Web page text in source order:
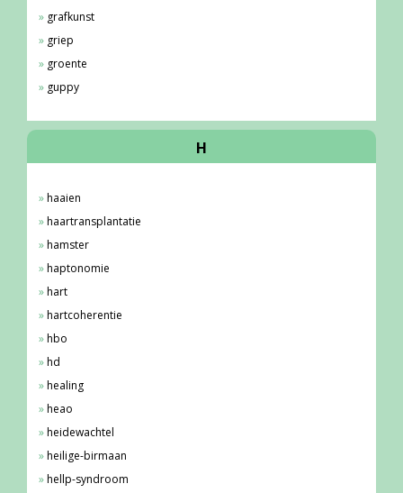
grafkunst
griep
groente
guppy
H
haaien
haartransplantatie
hamster
haptonomie
hart
hartcoherentie
hbo
hd
healing
heao
heidewachtel
heilige-birmaan
hellp-syndroom